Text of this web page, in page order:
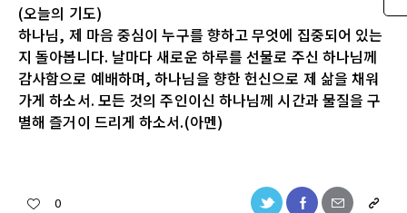
(오늘의 기도)
하나님, 제 마음 중심이 누구를 향하고 무엇에 집중되어 있는
지 돌아봅니다. 날마다 새로운 하루를 선물로 주신 하나님께
감사함으로 예배하며, 하나님을 향한 헌신으로 제 삶을 채워
가게 하소서. 모든 것의 주인이신 하나님께 시간과 물질을 구
별해 즐거이 드리게 하소서.(아멘)
0